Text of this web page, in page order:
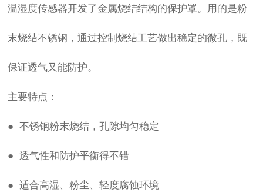
温湿度传感器开发了金属烧结结构的保护罩。用的是粉
末烧结不锈钢，通过控制烧结工艺做出稳定的微孔，既
保证透气又能防护。
主要特点：
● 不锈钢粉末烧结，孔隙均匀稳定
● 透气性和防护平衡得不错
● 适合高湿、粉尘、轻度腐蚀环境